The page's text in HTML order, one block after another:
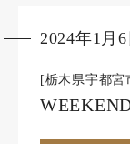
2024年1月
[栃木県宇都宮